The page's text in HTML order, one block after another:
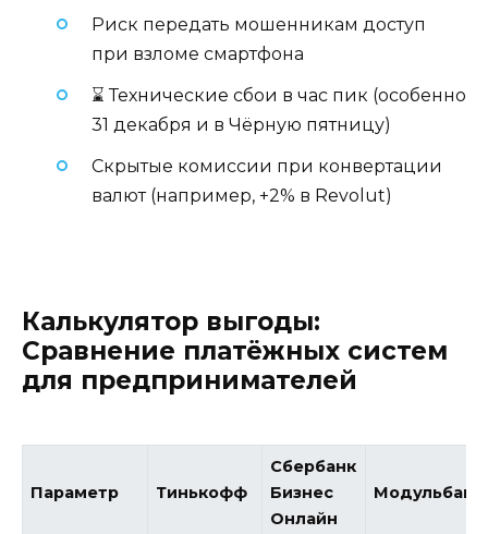
Риск передать мошенникам доступ
при взломе смартфона
⌛ Технические сбои в час пик (особенно
31 декабря и в Чёрную пятницу)
Скрытые комиссии при конвертации
валют (например, +2% в Revolut)
Калькулятор выгоды:
Сравнение платёжных систем
для предпринимателей
Параметр Тинькофф
Сбербанк
Бизнес
Онлайн
Модульбанк